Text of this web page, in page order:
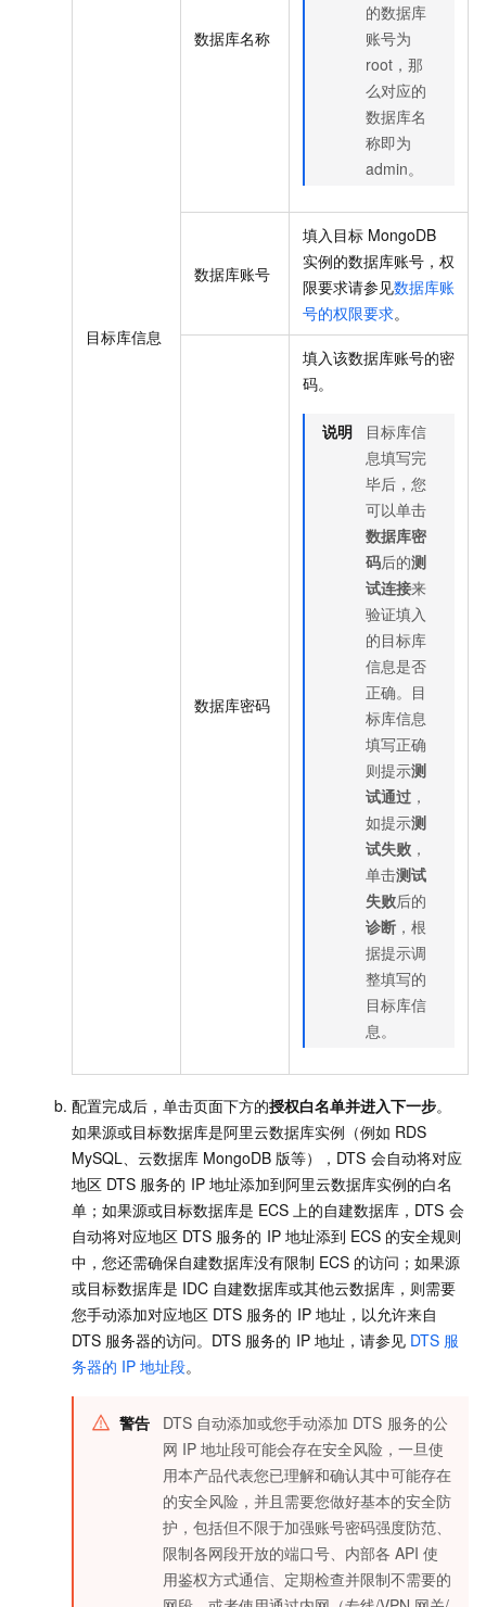
目标库信息
数据库名称
的数据库
账号为
root，那
么对应的
数据库名
称即为
admin。
数据库账号
填入目标 MongoDB
实例的数据库账号，权
限要求请参见数据库账
号的权限要求。
数据库密码
填入该数据库账号的密
码。
说明
目标库信
息填写完
毕后，您
可以单击
数据库密
码后的测
试连接来
验证填入
的目标库
信息是否
正确。目
标库信息
填写正确
则提示测
试通过 ，
如提示测
试失败 ，
单击测试
失败后的
诊断 ，根
据提示调
整填写的
目标库信
息。
配置完成后，单击页面下方的授权白名单并进入下一步。
如果源或目标数据库是阿里云数据库实例（例如 RDS
MySQL、 云数据库 MongoDB 版等），DTS 会自动将对应
地区 DTS 服务的 IP 地址添加到阿里云数据库实例的白名
单；如果源或目标数据库是 ECS 上的自建数据库，DTS 会
自动将对应地区 DTS 服务的 IP 地址添到 ECS 的安全规则
中，您还需确保自建数据库没有限制 ECS 的访问；如果源
或目标数据库是 IDC 自建数据库或其他云数据库，则需要
您手动添加对应地区 DTS 服务的 IP 地址，以允许来自
DTS 服务器的访问。DTS 服务的 IP 地址，请参见 DTS 服
务器的 IP 地址段。
警告 DTS 自动添加或您手动添加 DTS 服务的公
网 IP 地址段可能会存在安全风险，一旦使
用本产品代表您已理解和确认其中可能存在
的安全风险，并且需要您做好基本的安全防
护，包括但不限于加强账号密码强度防范、
限制各网段开放的端口号、内部各 API 使
用鉴权方式通信、定期检查并限制不需要的